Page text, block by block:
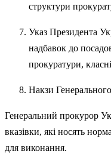
структури
Указ Президента
надбавок до
прокуратури,
Накзи
Генеральний прокурор
вказівки, які носять
для виконання.